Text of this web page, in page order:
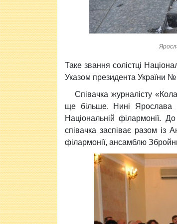
Таке звання солістці
Указом президента України
Співачка журналісту
ще більше. Нині Ярослава
Національній філармонії.
співачка заспіває разом із
філармонії, ансамблю